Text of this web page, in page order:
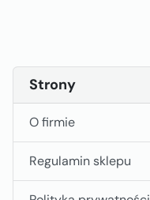
Strony
O firmie
Regulamin sklepu